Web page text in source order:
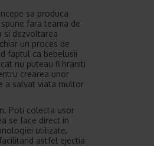
sa produca
fara teama de
si dezvoltarea
un proces de
faptul ca bebelusii
nu puteau fi hraniti
crearea unor
a salvat viata multor
Poti colecta usor
se face direct in
utilizate,
astfel ejectia